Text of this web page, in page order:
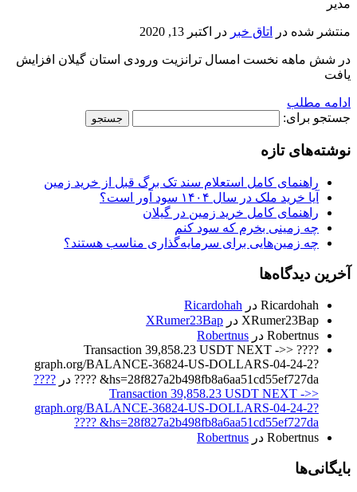
مدیر
منتشر شده در اتاق خبر در اکتبر 13, 2020
در شش ماهه نخست امسال ترانزیت ورودی استان گیلان افزایش
یافت
ادامه مطلب
جستجو برای:
نوشته‌های تازه
راهنمای کامل استعلام سند تک برگ قبل از خرید زمین
آیا خرید ملک در سال ۱۴۰۴ سود آور است؟
راهنمای کامل خرید زمین در گیلان
چه زمینی بخرم که سود کنم
چه زمین‌هایی برای سرمایه‌گذاری مناسب هستند؟
آخرین دیدگاه‌ها
Ricardohah در Ricardohah
XRumer23Bap در XRumer23Bap
Robertnus در Robertnus
???? Transaction 39,858.23 USDT NEXT ->>
graph.org/BALANCE-36824-US-DOLLARS-04-24-2?
hs=28f827a2b498fb8a6aa51cd55ef727da& ????
در ????
Transaction 39,858.23 USDT NEXT ->>
graph.org/BALANCE-36824-US-DOLLARS-04-24-2?
hs=28f827a2b498fb8a6aa51cd55ef727da& ????
Robertnus در Robertnus
بایگانی‌ها